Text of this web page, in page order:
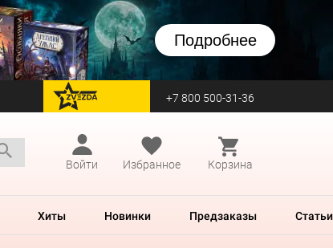
Подробнее
перейти на Zvezda +7 800 500-31-36
Войти
Избранное Корзина
Хиты Новинки Предзаказы Статьи